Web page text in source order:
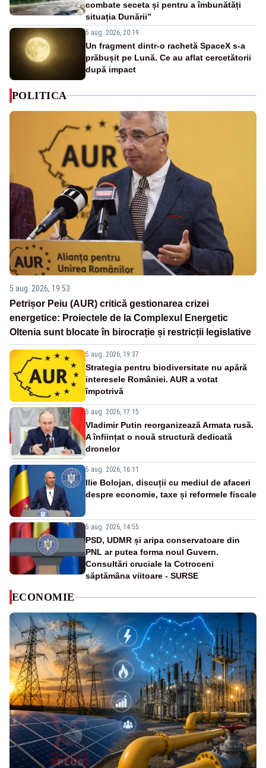
combate seceta și pentru a îmbunătăți
situația Dunării”
5 aug. 2026, 20:19
Un fragment dintr-o rachetă SpaceX s-a
prăbușit pe Lună. Ce au aflat cercetătorii
după impact
POLITICA
5 aug. 2026, 19:53
Petrișor Peiu (AUR) critică gestionarea crizei
energetice: Proiectele de la Complexul Energetic
Oltenia sunt blocate în birocrație și restricții legislative
5 aug. 2026, 19:37
Strategia pentru biodiversitate nu apără
interesele României. AUR a votat
împotrivă
5 aug. 2026, 17:15
Vladimir Putin reorganizează Armata rusă.
A înființat o nouă structură dedicată
dronelor
5 aug. 2026, 16:11
Ilie Bolojan, discuții cu mediul de afaceri
despre economie, taxe și reformele fiscale
5 aug. 2026, 14:55
PSD, UDMR și aripa conservatoare din
PNL ar putea forma noul Guvern.
Consultări cruciale la Cotroceni
săptămâna viitoare - SURSE
ECONOMIE